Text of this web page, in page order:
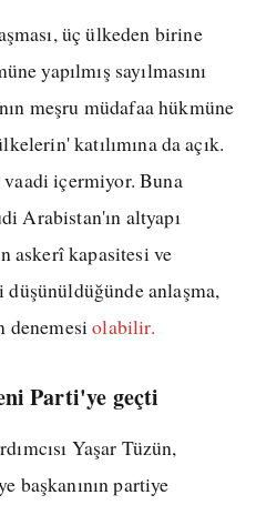
üç ülkeden birine
yapılmış sayılmasını
meşru müdafaa hükmüne
katılımına da açık.
içermiyor. Buna
Arabistan'ın altyapı
askerî kapasitesi ve
anlaşma,
denemesiolabilir.
Parti'ye geçti
Yaşar Tüzün,
başkanının partiye